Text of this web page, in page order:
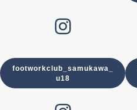
Instagram
footworkclub_samukawa_
u18